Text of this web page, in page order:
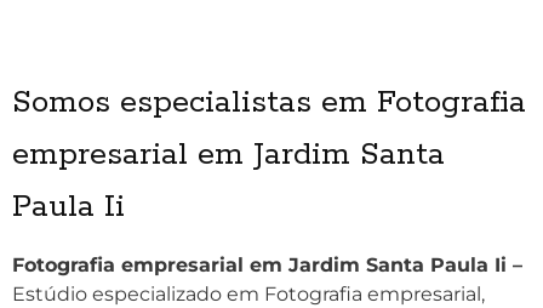
Somos especialistas em Fotografia
empresarial em Jardim Santa
Paula Ii
Fotografia empresarial em Jardim Santa Paula Ii –
Estúdio especializado em Fotografia empresarial,